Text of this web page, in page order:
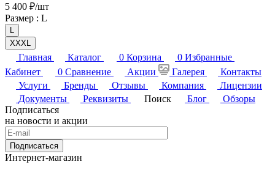
5 400 ₽/шт
Размер : L
XXXL
Главная Каталог 0 Корзина 0 Избранные
Кабинет
0 Сравнение Акции Галерея
Контакты
Услуги
Бренды Отзывы Компания
Лицензии
Документы
Реквизиты Поиск Блог
Обзоры
Подписаться
на новости и акции
Подписаться
Интернет-магазин